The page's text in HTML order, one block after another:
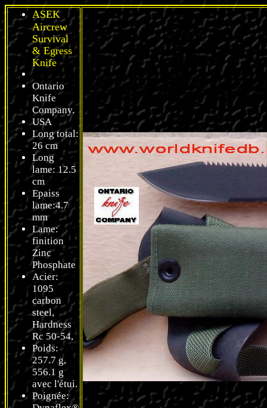
ASEK
Aircrew
Survival
& Egress
Knife
Ontario
Knife
Company.
USA
Long total:
26 cm
Long
lame: 12.5
cm
Epaiss
lame:4.7
mm
Lame:
finition
Zinc
Phosphate
Acier:
1095
carbon
steel,
Hardness
Rc 50-54,
Poids:
257.7 g,
556.1 g
avec l'étui.
Poignée: